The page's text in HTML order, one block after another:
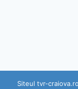
Siteul tvr-